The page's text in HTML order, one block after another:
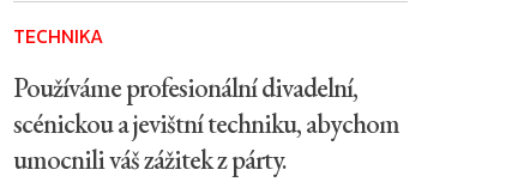
TECHNIKA
Používáme profesionální divadelní,
scénickou a jevištní techniku, abychom
umocnili váš zážitek z párty.